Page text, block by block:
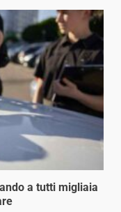
a tutti migliaia